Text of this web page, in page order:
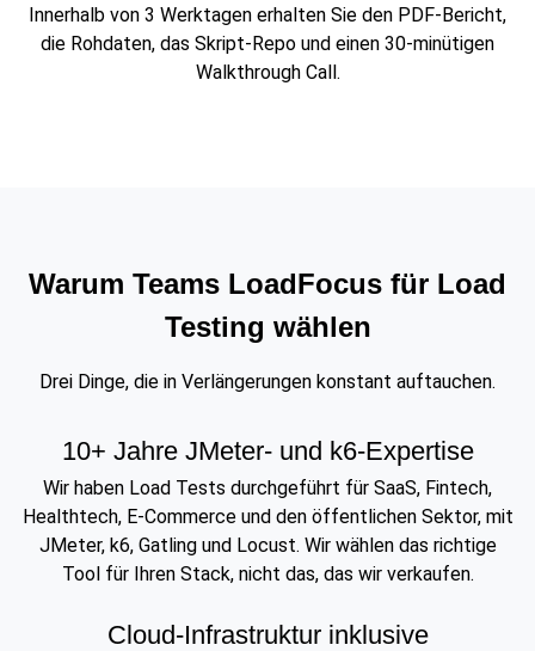
Innerhalb von 3 Werktagen erhalten Sie den PDF-Bericht,
die Rohdaten, das Skript-Repo und einen 30-minütigen
Walkthrough Call.
Warum Teams LoadFocus für Load
Testing wählen
Drei Dinge, die in Verlängerungen konstant auftauchen.
10+ Jahre JMeter- und k6-Expertise
Wir haben Load Tests durchgeführt für SaaS, Fintech,
Healthtech, E-Commerce und den öffentlichen Sektor, mit
JMeter, k6, Gatling und Locust. Wir wählen das richtige
Tool für Ihren Stack, nicht das, das wir verkaufen.
Cloud-Infrastruktur inklusive